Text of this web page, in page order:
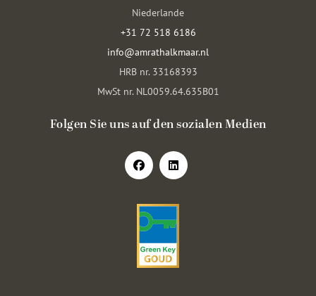
Niederlande
+31 72 518 6186
info@amrathalkmaar.nl
HRB nr. 33168393
MwSt nr. NL0059.64.635B01
Folgen Sie uns auf den sozialen Medien